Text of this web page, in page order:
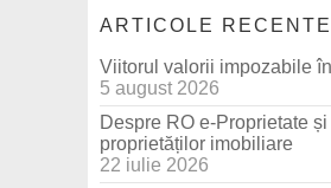
ARTICOLE RECENTE
Viitorul valorii impozabile
5 august 2026
Despre RO e-Proprietate
proprietăților imobiliare
22 iulie 2026